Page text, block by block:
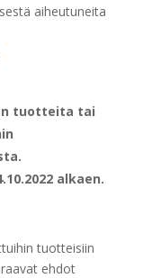
aiheutuneita
tuotteita tai
alkaen.
tuotteisiin
ehdot